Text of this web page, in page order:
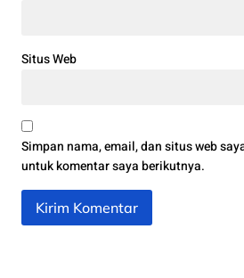
Situs Web
Simpan nama, email, dan situs web
untuk komentar saya berikutnya.